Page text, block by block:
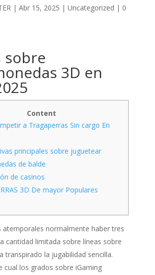
| Abr 15, 2025 | Uncategorized | 0
sobre
3D en
Content
a Tragaperras Sin cargo En
principales sobre juguetear
de balde
de casinos
3D De mayor Populares
atemporales normalmente haber tres
cantidad limitada sobre líneas sobre
transpirado la jugabilidad sencilla.
cual los grados sobre iGaming